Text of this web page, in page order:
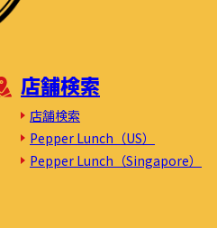
店舗検索
店舗検索
Pepper Lunch（US）
Pepper Lunch（Singapore）